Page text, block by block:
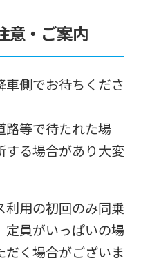
意・ご案内
側でお待ちくださ
等で待たれた場
る場合があり大変
用の初回のみ同乗
定員がいっぱいの場
く場合がございま